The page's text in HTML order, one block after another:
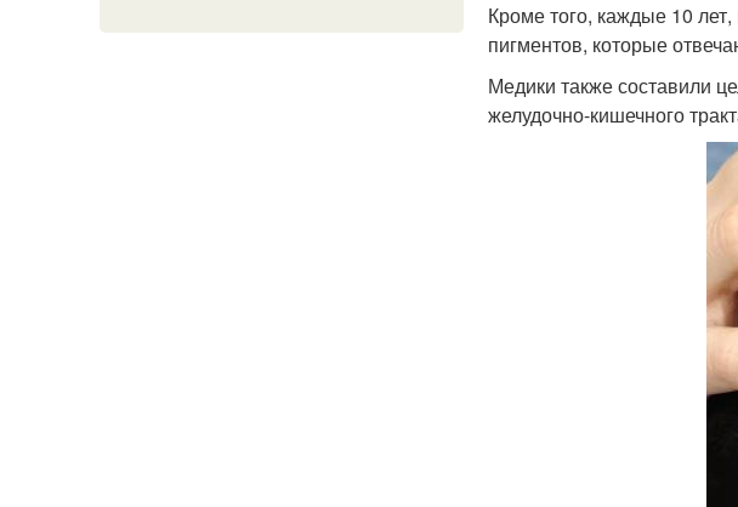
Кроме того, каждые 10 лет,
пигментов, которые
Медики также составили
желудочно-кишечного